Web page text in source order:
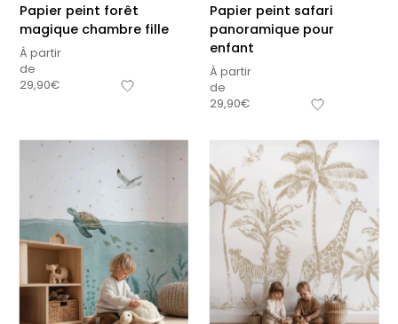
Papier peint forêt
magique chambre fille
À partir
de
29,90€
Papier peint safari
panoramique pour
enfant
À partir
de
29,90€